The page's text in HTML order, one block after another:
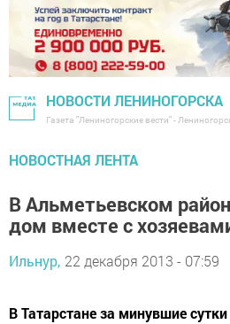
НОВОСТИ ЛЕНИНОГОРСКА
Газета "Лениногорские вести" -
НОВОСТНАЯ ЛЕНТА
В Альметьевском
дом вместе с
Ильнур, 22 декабря 2013 - 07:59
В Татарстане за минувшие